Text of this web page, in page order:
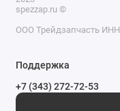
spezzap.ru ©️
ООО Трейдзапчасть ИНН
Поддержка
+7 (343) 272-72-53
Обратный звонок